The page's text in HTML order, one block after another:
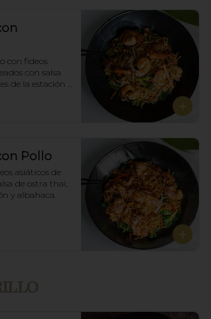
con fideos
con salsa
de la estación y
Pollo
asiáticos de
de ostra thai,
y albahaca.